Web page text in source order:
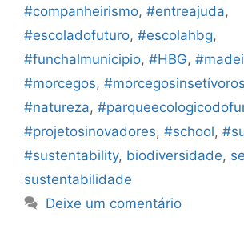
#companheirismo, #entreajuda,
#escoladofuturo, #escolahbg,
#funchalmunicipio, #HBG,
#morcegos, #morcegosinsetívoros
#natureza,
#projetosinovadores, #school,
#sustentability, biodiversidade,
sustentabilidade
Deixe um comentário